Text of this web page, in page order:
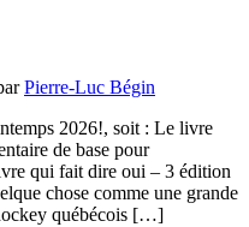
Pierre-Luc Bégin
2026!, soit : Le livre
de base pour
qui fait dire oui – 3 édition
chose comme une grande
québécois […]